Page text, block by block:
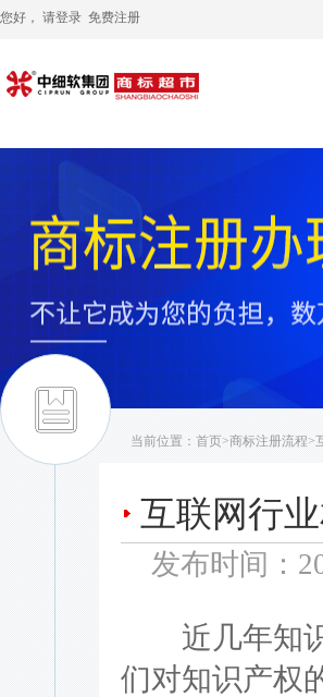
您好， 请登录 免费注册
当前位置： 首页>商标注册流程>
互联网行
发布时间：
近几年知识
们对知识产权